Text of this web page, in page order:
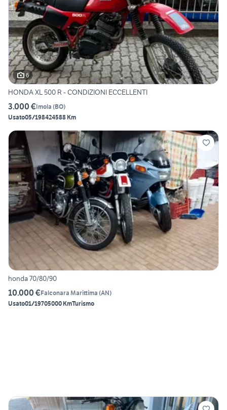
6
HONDA XL 500 R - CONDIZIONI ECCELLENTI
3.000 €Imola (BO)
Usato05/198424588 Km
honda 70/80/90
10.000 €Falconara Marittima (AN)
Usato01/19705000 KmTurismo